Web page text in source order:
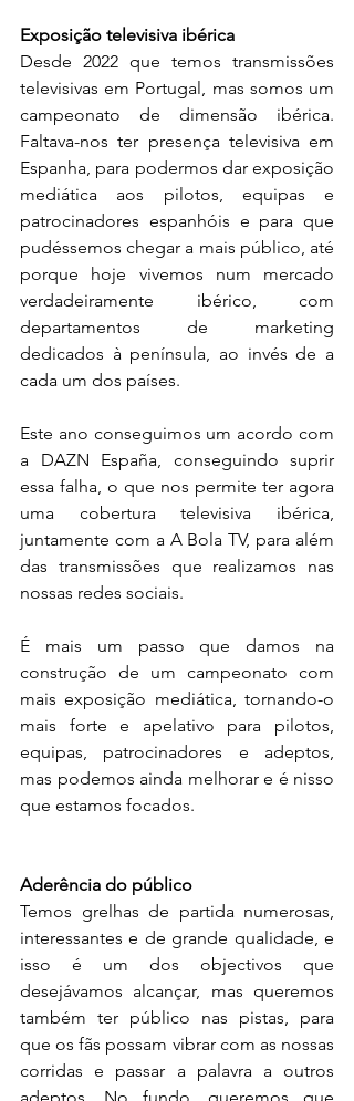
Exposição televisiva ibérica
Desde 2022 que temos transmissões
televisivas em Portugal, mas somos um
campeonato de dimensão ibérica.
Faltava-nos ter presença televisiva em
Espanha, para podermos dar exposição
mediática aos pilotos, equipas e
patrocinadores espanhóis e para que
pudéssemos chegar a mais público, até
porque hoje vivemos num mercado
verdadeiramente ibérico, com
departamentos de marketing
dedicados à península, ao invés de a
cada um dos países.
Este ano conseguimos um acordo com
a DAZN España, conseguindo suprir
essa falha, o que nos permite ter agora
uma cobertura televisiva ibérica,
juntamente com a A Bola TV, para além
das transmissões que realizamos nas
nossas redes sociais.
É mais um passo que damos na
construção de um campeonato com
mais exposição mediática, tornando-o
mais forte e apelativo para pilotos,
equipas, patrocinadores e adeptos,
mas podemos ainda melhorar e é nisso
que estamos focados.
Aderência do público
Temos grelhas de partida numerosas,
interessantes e de grande qualidade, e
isso é um dos objectivos que
desejávamos alcançar, mas queremos
também ter público nas pistas, para
que os fãs possam vibrar com as nossas
corridas e passar a palavra a outros